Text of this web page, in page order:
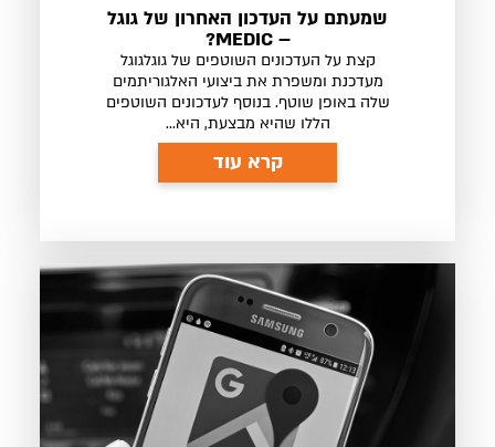
שמעתם על העדכון האחרון של גוגל
– MEDIC?
קצת על העדכונים השוטפים של גוגלגוגל
מעדכנת ומשפרת את ביצועי האלגוריתמים
שלה באופן שוטף. בנוסף לעדכונים השוטפים
הללו שהיא מבצעת, היא...
קרא עוד